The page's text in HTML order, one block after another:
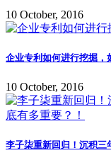
10 October, 2016
企业专利如何进行挖掘，
10 October, 2016
李子柒重新回归！沉积三